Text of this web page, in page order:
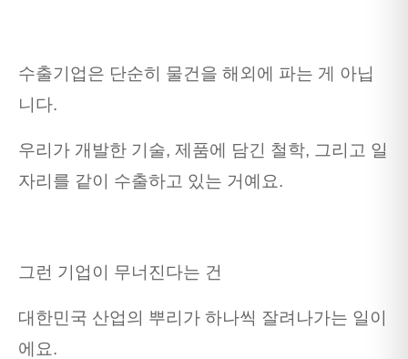
수출기업은 단순히 물건을 해외에 파는 게 아닙
니다.
우리가 개발한 기술, 제품에 담긴 철학, 그리고 일
자리를 같이 수출하고 있는 거예요.
그런 기업이 무너진다는 건
대한민국 산업의 뿌리가 하나씩 잘려나가는 일이
에요.